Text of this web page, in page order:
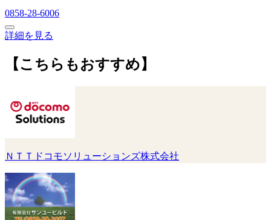
0858-28-6006
詳細を見る
【こちらもおすすめ】
ＮＴＴドコモソリューションズ株式会社